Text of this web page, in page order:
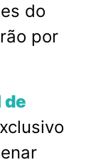
do
por
de